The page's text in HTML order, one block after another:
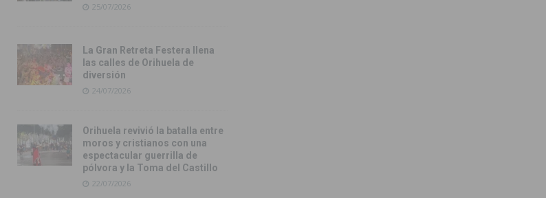
25/07/2026
La Gran Retreta Festera llena
las calles de Orihuela de
diversión
24/07/2026
Orihuela revivió la batalla entre
moros y cristianos con una
espectacular guerrilla de
pólvora y la Toma del Castillo
22/07/2026